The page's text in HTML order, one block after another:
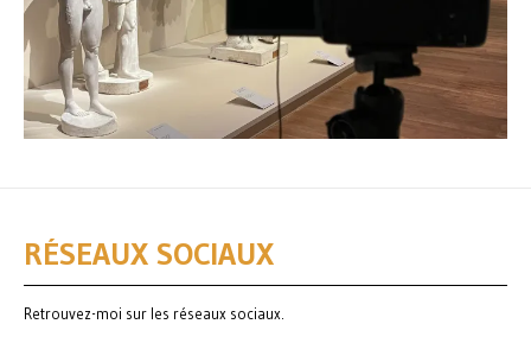
RÉSEAUX SOCIAUX
Retrouvez-moi sur les réseaux sociaux.